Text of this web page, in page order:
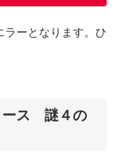
ーとなります。ひ
ース 謎４の